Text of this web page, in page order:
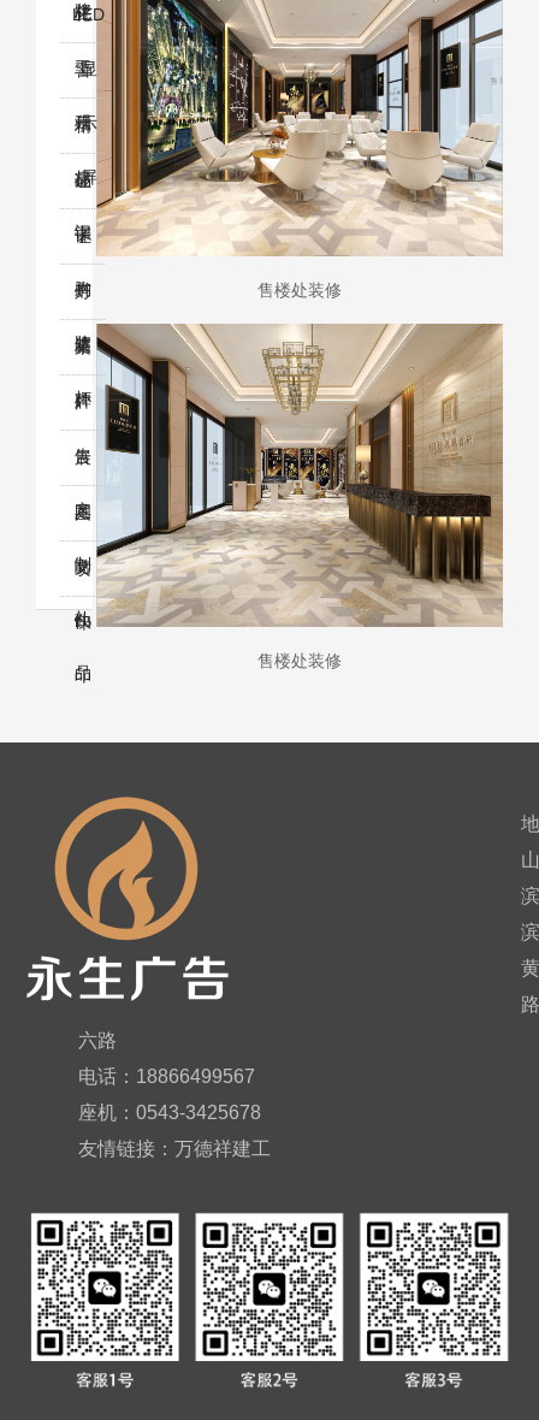
牌
栏
化
工
程
LED
显
示
屏
警
示
标
识
精
品
字
证
卡
胸
牌
证
书
奖
杯
灯
箱
桌
牌
广
告
定
制
礼
品
展
具
图
文
快
印
喷
印
售楼处装修
售楼处装修
六路
电话：18866499567
座机：0543-3425678
友情链接： 万德祥建工